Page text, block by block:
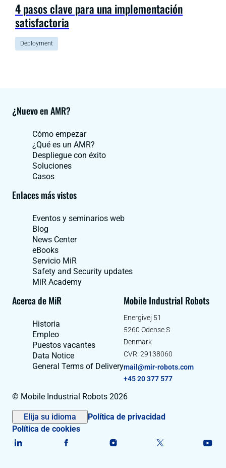
4 pasos clave para una implementación
satisfactoria
Deployment
¿Nuevo en AMR?
Cómo empezar
¿Qué es un AMR?
Despliegue con éxito
Soluciones
Casos
Enlaces más vistos
Eventos y seminarios web
Blog
News Center
eBooks
Servicio MiR
Safety and Security updates
MiR Academy
Acerca de MiR
Historia
Empleo
Puestos vacantes
Data Notice
General Terms of Delivery
Mobile Industrial Robots
Energivej 51
5260 Odense S
Denmark
CVR: 29138060
mail@mir-robots.com
+45 20 377 577
© Mobile Industrial Robots 2026
Elija su idioma
Política de privacidad
Política de cookies